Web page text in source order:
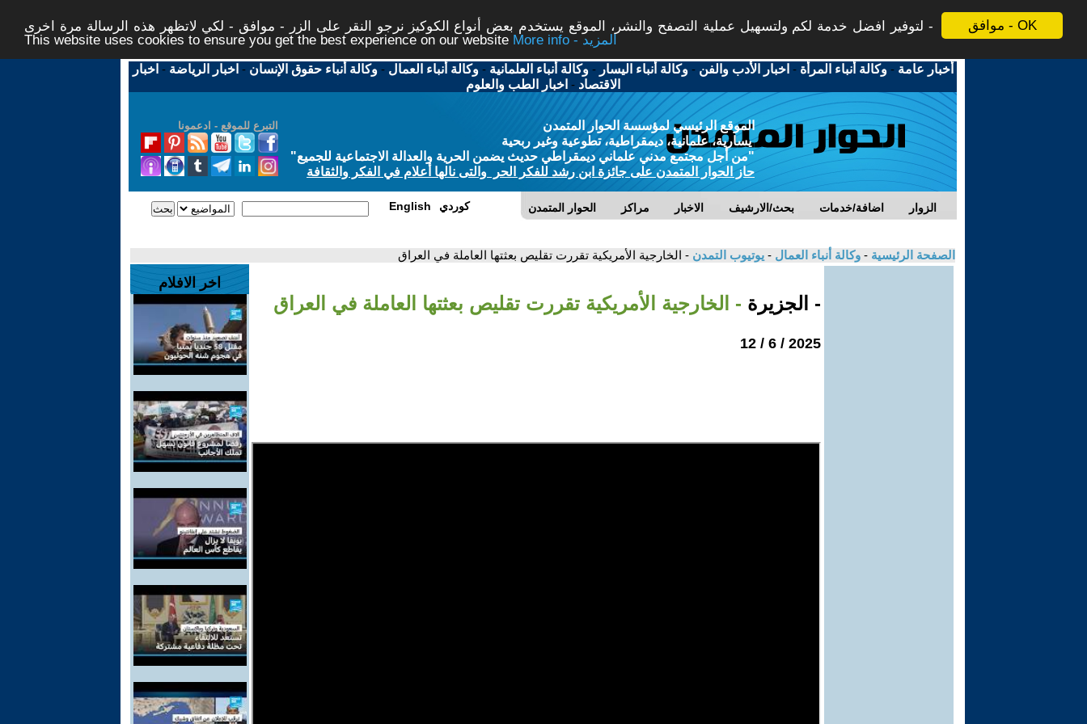
موافق - OK
لتوفير افضل خدمة لكم ولتسهيل عملية التصفح والنشر، الموقع يستخدم بعض أنواع الكوكيز نرجو النقر على الزر - موافق - لكي لاتظهر هذه الرسالة مرة اخرى -
This website uses cookies to ensure you get the best experience on our website
More info - المزيد
أخبار عامة -وكالة أنباء المرأة - اخبار الأدب والفن -وكالة أنباء اليسار -وكالة أنباء العلمانية -وكالة أنباء العمال -وكالة أنباء حقوق الإنسان - اخبار الرياضة - اخبار
الاقتصاد - اخبار الطب والعلوم
التبرع للموقع - ادعمونا
الموقع الرئيسي لمؤسسة الحوار المتمدن
يسارية، علمانية، ديمقراطية، تطوعية وغير ربحية
"من أجل مجتمع مدني علماني ديمقراطي حديث يضمن الحرية والعدالة الاجتماعية للجميع"
حاز الحوار المتمدن على جائزة ابن رشد للفكر الحر والتى نالها أعلام في الفكر والثقافة
الحوار المتمدن مراكز الاخبار بحث/الارشيف اضافة/خدمات الزوار English كوردي
الصفحة الرئيسية - وكالة أنباء العمال - يوتيوب التمدن - الخارجية الأمريكية تقررت تقليص بعثتها العاملة في العراق
- الجزيرة - الخارجية الأمريكية تقررت تقليص بعثتها العاملة في العراق
2025 / 6 / 12
اخر الافلام